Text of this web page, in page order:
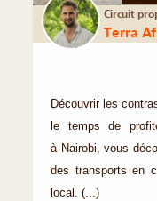
Circuit
Terra
Découvrir les
le temps de
à Nairobi, vous
des transports en
local. (...)